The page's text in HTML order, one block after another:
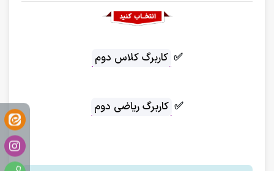
✅ کاربرگ کلاس دوم
✅ کاربرگ ریاضی دوم